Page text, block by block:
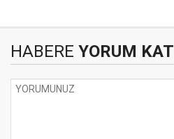
HABERE YORUM KAT